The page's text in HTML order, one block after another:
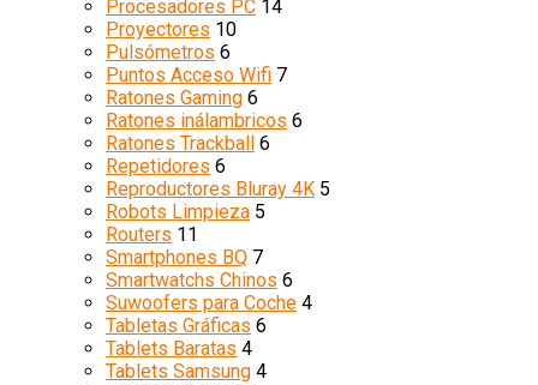
Procesadores PC 14
Proyectores 10
Pulsómetros 6
Puntos Acceso Wifi 7
Ratones Gaming 6
Ratones inálambricos 6
Ratones Trackball 6
Repetidores 6
Reproductores Bluray 4K 5
Robots Limpieza 5
Routers 11
Smartphones BQ 7
Smartwatchs Chinos 6
Suwoofers para Coche 4
Tabletas Gráficas 6
Tablets Baratas 4
Tablets Samsung 4